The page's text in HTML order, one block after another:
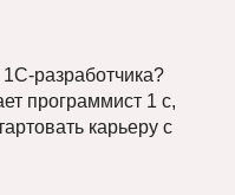
программист 1 с,
карьеру с